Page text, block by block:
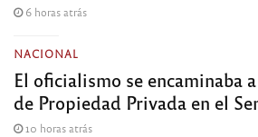
6 horas atrás
NACIONAL
El oficialismo se encaminaba
de Propiedad Privada en el
10 horas atrás